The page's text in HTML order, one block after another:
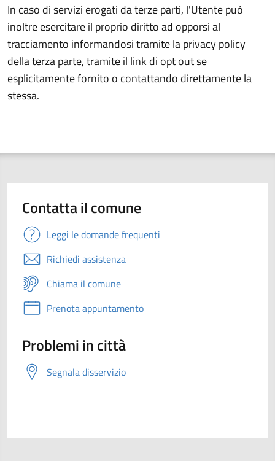
In caso di servizi erogati da terze parti, l'Utente può
inoltre esercitare il proprio diritto ad opporsi al
tracciamento informandosi tramite la privacy policy
della terza parte, tramite il link di opt out se
esplicitamente fornito o contattando direttamente la
stessa.
Contatta il comune
Leggi le domande frequenti
Richiedi assistenza
Chiama il comune
Prenota appuntamento
Problemi in città
Segnala disservizio